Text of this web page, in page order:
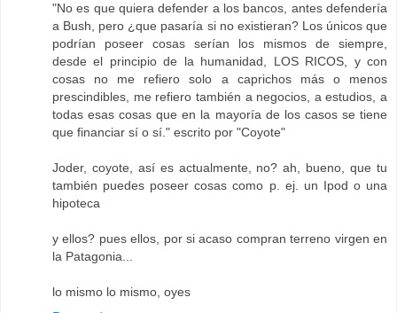
"No es que quiera defender a los bancos, antes defendería
a Bush, pero ¿que pasaría si no existieran? Los únicos que
podrían poseer cosas serían los mismos de siempre,
desde el principio de la humanidad, LOS RICOS, y con
cosas no me refiero solo a caprichos más o menos
prescindibles, me refiero también a negocios, a estudios, a
todas esas cosas que en la mayoría de los casos se tiene
que financiar sí o sí." escrito por "Coyote"
Joder, coyote, así es actualmente, no? ah, bueno, que tu
también puedes poseer cosas como p. ej. un Ipod o una
hipoteca
y ellos? pues ellos, por si acaso compran terreno virgen en
la Patagonia...
lo mismo lo mismo, oyes